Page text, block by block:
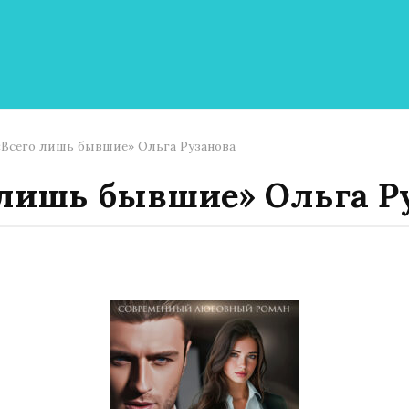
лишь бывшие» Ольга Рузанова
бывшие» Ольга